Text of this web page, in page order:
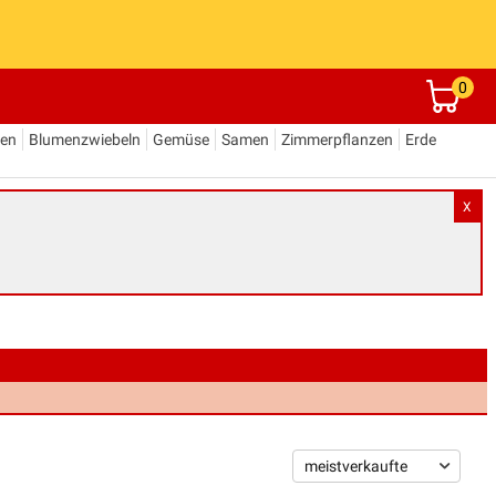
0
Blumenzwiebeln Gemüse Samen Zimmerpflanzen
Erde
X